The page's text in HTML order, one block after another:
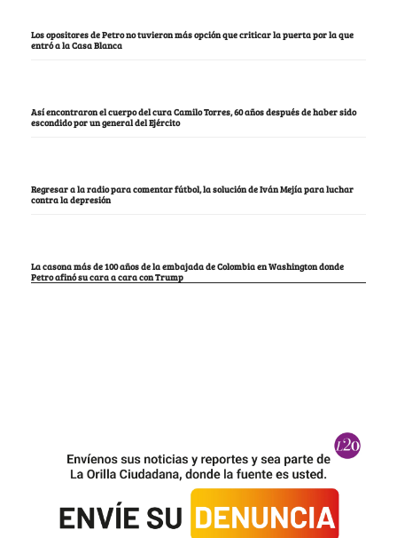
Los opositores de Petro no tuvieron más opción que criticar la puerta por la que
entró a la Casa Blanca
Así encontraron el cuerpo del cura Camilo Torres, 60 años después de haber sido
escondido por un general del Ejército
Regresar a la radio para comentar fútbol, la solución de Iván Mejía para luchar
contra la depresión
La casona más de 100 años de la embajada de Colombia en Washington donde
Petro afinó su cara a cara con Trump